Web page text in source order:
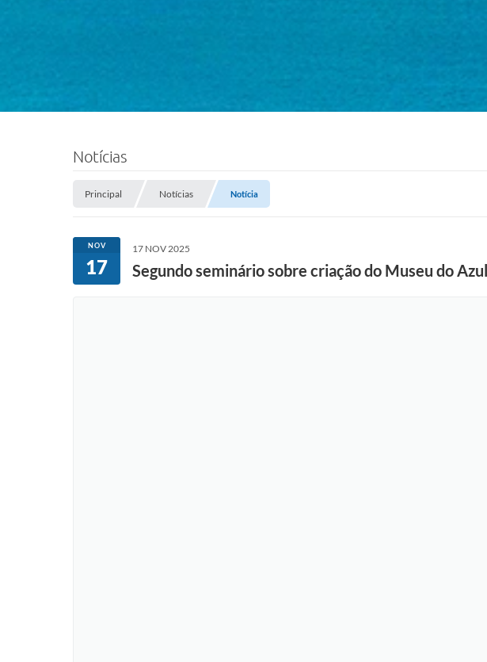
Notícias
Principal Notícias Notícia
NOV
17
17 NOV 2025
Segundo seminário sobre criação do Museu do